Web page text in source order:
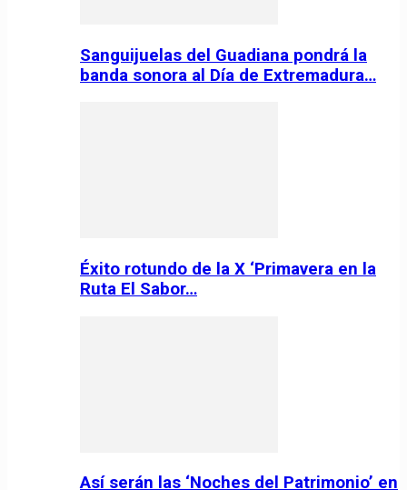
Sanguijuelas del Guadiana pondrá la
banda sonora al Día de Extremadura…
Éxito rotundo de la X ‘Primavera en la
Ruta El Sabor…
Así serán las ‘Noches del Patrimonio’ en